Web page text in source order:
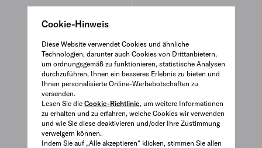
Cookie-Hinweis
Diese Website verwendet Cookies und ähnliche
Technologien, darunter auch Cookies von Drittanbietern,
um ordnungsgemäß zu funktionieren, statistische Analysen
durchzuführen, Ihnen ein besseres Erlebnis zu bieten und
Ihnen personalisierte Online-Werbebotschaften zu
versenden.
Lesen Sie die Cookie-Richtlinie, um weitere Informationen
zu erhalten und zu erfahren, welche Cookies wir verwenden
und wie Sie diese deaktivieren und/oder Ihre Zustimmung
verweigern können.
Indem Sie auf „Alle akzeptieren“ klicken, stimmen Sie allen